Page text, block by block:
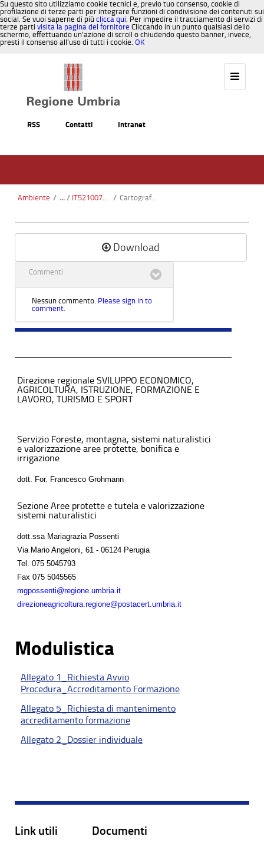
Su questo sito utilizziamo cookie tecnici e, previo tuo consenso, cookie di
profilazione di terze parti per integrare funzioni di condivisione dei contenuti sui
social. Se vuoi saperne di più clicca qui. Per impedire il tracciamento di servizi di
terze parti visita la pagina del fornitore Cliccando in un punto qualsiasi dello
schermo, effettuando un’azione di scroll o chiudendo questo banner, invece,
presti il consenso all’uso di tutti i cookie. OK
RSS Contatti Intranet
Ambiente / IT5210074 - Poggio Pantano / Cartografia_ortofoto.pdf
Download
Commenti
Nessun commento. Please sign in to
comment.
Direzione regionale SVILUPPO ECONOMICO,
AGRICOLTURA, ISTRUZIONE, FORMAZIONE E
LAVORO, TURISMO E SPORT
Servizio Foreste, montagna, sistemi naturalistici
e valorizzazione aree protette, bonifica e
irrigazione
dott. For. Francesco Grohmann
Sezione Aree protette e tutela e valorizzazione
sistemi naturalistici
dott.ssa Mariagrazia Possenti
Via Mario Angeloni, 61 - 06124 Perugia
Tel. 075 5045793
Fax 075 5045565
mgpossenti@regione.umbria.it
direzioneagricoltura.regione@postacert.umbria.it
Modulistica
Allegato 1_Richiesta Avvio
Procedura_Accreditamento Formazione
Allegato 5_Richiesta di mantenimento
accreditamento formazione
Allegato 2_Dossier individuale
Link utili Documenti